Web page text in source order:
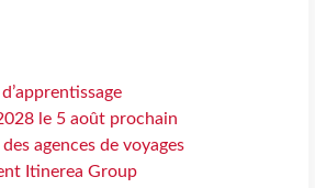
le 5 août prochain
agences de voyages
Itinerea Group